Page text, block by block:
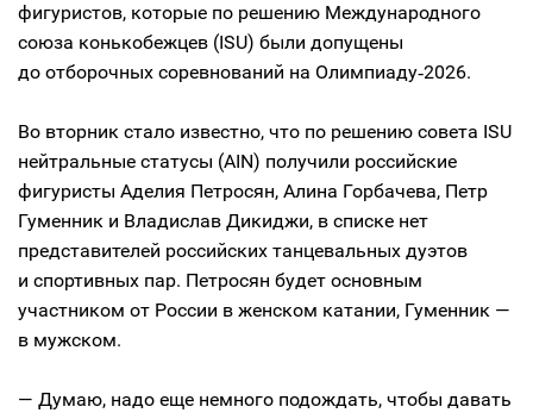
фигуристов, которые по решению Международного
союза конькобежцев (ISU) были допущены
до отборочных соревнований на Олимпиаду‑2026.
Во вторник стало известно, что по решению совета ISU
нейтральные статусы (AIN) получили российские
фигуристы Аделия Петросян, Алина Горбачева, Петр
Гуменник и Владислав Дикиджи, в списке нет
представителей российских танцевальных дуэтов
и спортивных пар. Петросян будет основным
участником от России в женском катании, Гуменник —
в мужском.
— Думаю, надо еще немного подождать, чтобы давать